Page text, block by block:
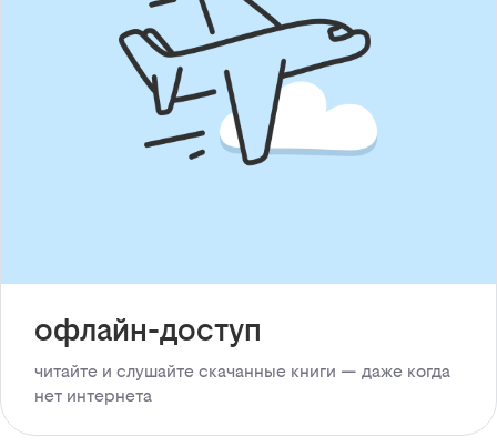
офлайн-доступ
читайте и слушайте скачанные книги — даже когда
нет интернета